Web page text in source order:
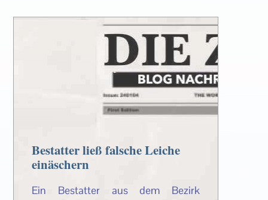
Bestatter ließ falsche Leiche
einäschern
Ein Bestatter aus dem Bezirk